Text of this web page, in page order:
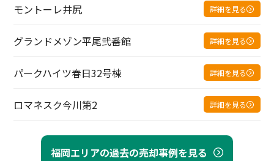
福岡エリアの過去の売却事例を見る
モントーレ井尻 詳細を見る
グランドメゾン平尾弐番館 詳細を見る
パークハイツ春日32号棟 詳細を見る
ロマネスク今川第2 詳細を見る